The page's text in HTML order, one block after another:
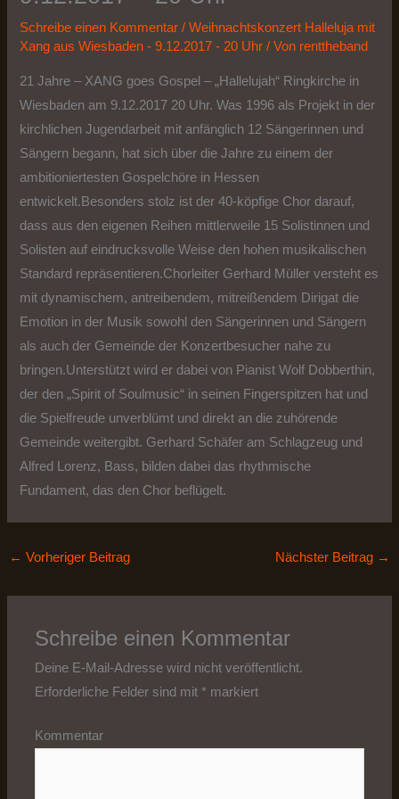
Schreibe einen Kommentar /Weihnachtskonzert Halleluja mit
Xang aus Wiesbaden - 9.12.2017 - 20 Uhr / Von renttheband
21 Jahre – XANG goes Gospel – „Hallelujah“ Ringkirche in
Wiesbaden am 9.12.2017 20 Uhr. Was 1996 als Projekt in der
kirchlichen Jugendarbeit mit anfänglich 12 Sängerinnen und
Sängern begann, hat sich über die Jahre zu einem der
ambitioniertesten Gospelchöre in Hessen
entwickelt.Besonders stolz ist der 40-köpfige Chor darauf,
dass aus den eigenen Reihen mittlerweile 15 Solistinnen und
Solisten auf eindrucksvolle Weise den hohen musikalischen
Standard repräsentieren.Chorleiter Gerhard Müller versteht es
mit dynamischem, antreibendem, mitreißendem Dirigat die
Emotion in der Musik sowohl den Sängerinnen und Sängern
als auch der Gemeinde der Konzertbesucher nahe zu
bringen.Unterstützt wird er dabei von Pianist Wolf Dobberthin,
der den „Spirit of Soulmusic“ in seinen Fingerspitzen hat und
die Spielfreude unverblümt und direkt an die zuhörende
Gemeinde weitergibt. Gerhard Schäfer am Schlagzeug und
Alfred Lorenz, Bass, bilden dabei das rhythmische
Fundament, das den Chor beflügelt.
← Vorheriger Beitrag Nächster Beitrag →
Schreibe einen Kommentar
Deine E-Mail-Adresse wird nicht veröffentlicht.
Erforderliche Felder sind mit* markiert
Kommentar